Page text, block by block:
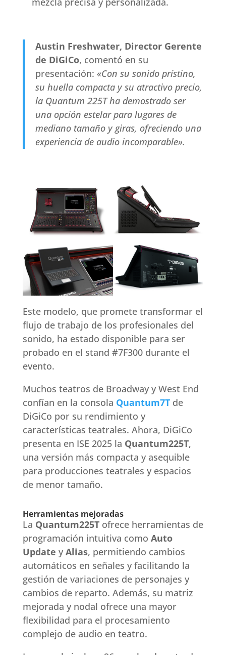
Austin Freshwater, Director Gerente
de DiGiCo, comentó en su
presentación: «Con su sonido prístino,
su huella compacta y su atractivo precio,
la Quantum 225T ha demostrado ser
una opción estelar para lugares de
mediano tamaño y giras, ofreciendo una
experiencia de audio incomparable».
Este modelo, que promete transformar el
flujo de trabajo de los profesionales del
sonido, ha estado disponible para ser
probado en el stand #7F300 durante el
evento.
Muchos teatros de Broadway y West End
confían en la consola Quantum7Tde
DiGiCo por su rendimiento y
características teatrales. Ahora, DiGiCo
presenta en ISE 2025 la Quantum225T,
una versión más compacta y asequible
para producciones teatrales y espacios
de menor tamaño.
Herramientas mejoradas
La Quantum225Tofrece herramientas de
programación intuitiva como Auto
Update y Alias, permitiendo cambios
automáticos en señales y facilitando la
gestión de variaciones de personajes y
cambios de reparto. Además, su matriz
mejorada y nodal ofrece una mayor
flexibilidad para el procesamiento
complejo de audio en teatro.